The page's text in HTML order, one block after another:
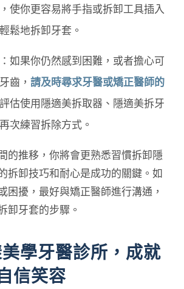
，使你更容易將手指或拆卸工具插入
鬆地拆卸牙套。
如果你仍然感到困難，或者擔心可
齒，請及時尋求牙醫或矯正醫師的
估使用隱適美拆取器、隱適美拆牙
次練習拆除方式。
的推移，你將會更熟悉習慣拆卸隱
拆卸技巧和耐心是成功的關鍵。如
困擾，最好與矯正醫師進行溝通，
卸牙套的步驟。
學牙醫診所，成就
信笑容